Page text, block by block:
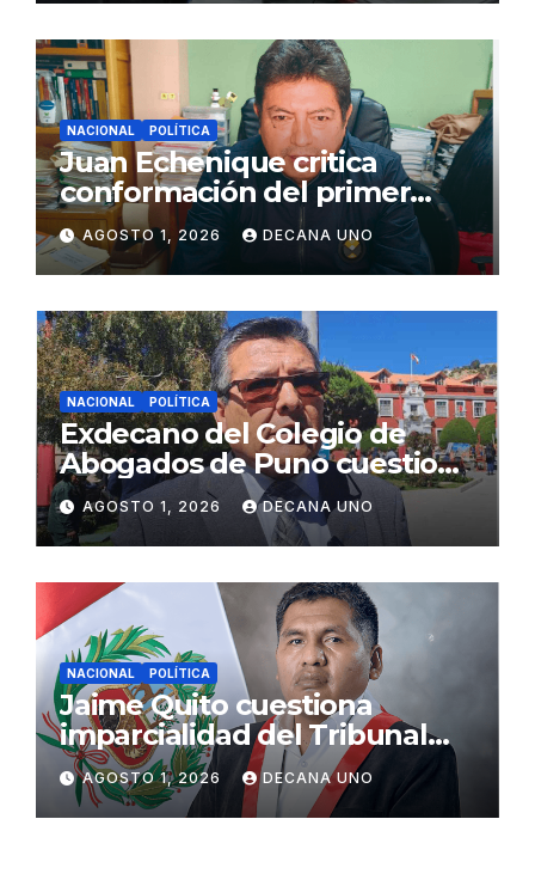
NACIONAL POLÍTICA
Juan Echenique critica
conformación del primer
gabinete ministerial de Keiko
Fujimori
AGOSTO 1, 2026 DECANA UNO
NACIONAL POLÍTICA
Exdecano del Colegio de
Abogados de Puno cuestiona
propuestas sobre seguridad
ciudadana
AGOSTO 1, 2026 DECANA UNO
NACIONAL POLÍTICA
Jaime Quito cuestiona
imparcialidad del Tribunal
Constitucional tras liberación
de Ollanta Humala
AGOSTO 1, 2026 DECANA UNO